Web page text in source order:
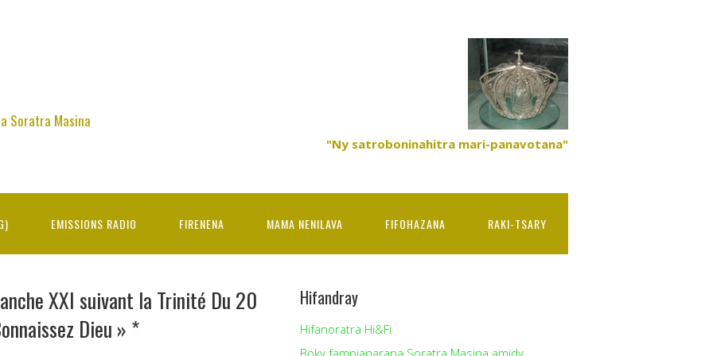
Soratra Masina
"Ny satroboninahitra mari-panavotana"
EMISSIONS RADIO FIRENENA MAMA NENILAVA FIFOHAZANA RAKI-TSARY
XXI suivant la Trinité Du 20
Dieu » *
Hifandray
Hifanoratra Hi&Fi
Boky fampianarana Soratra Masina amidy